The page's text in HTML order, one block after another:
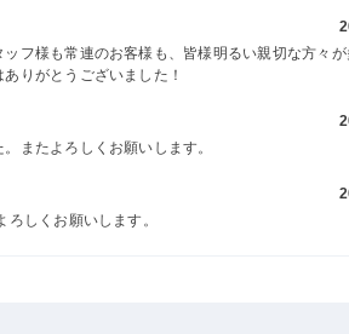
フ様も常連のお客様も、皆様明るい親切な方々
りがとうございました！
またよろしくお願いします。
しくお願いします。